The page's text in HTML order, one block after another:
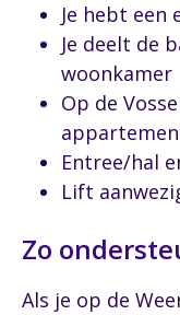
Je hebt een
Je deelt de
woonkamer
Op de
Entree/hal
Lift
Zo
Als je op de